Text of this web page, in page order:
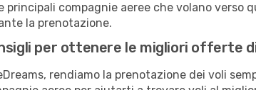
principali compagnie aeree che volano
la prenotazione.
per ottenere le migliori offerte
rendiamo la prenotazione dei voli